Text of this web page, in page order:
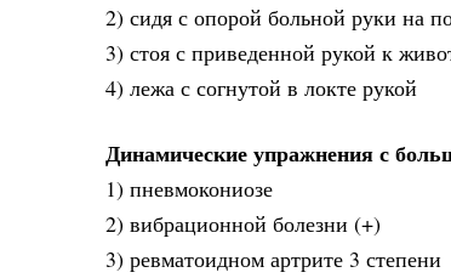
2) сидя с опорой больной руки на
3) стоя с приведенной рукой к
4) лежа с согнутой в локте рукой
Динамические упражнения с
1) пневмокониозе
2) вибрационной болезни (+)
3) ревматоидном артрите 3 степени